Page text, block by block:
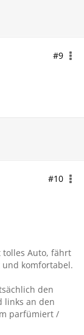
#9
#10
tolles Auto, fährt
komfortabel.
den
links an den
parfümiert /